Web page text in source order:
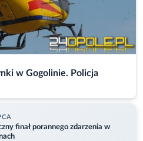
w Gogolinie. Policja
finał porannego zdarzenia w